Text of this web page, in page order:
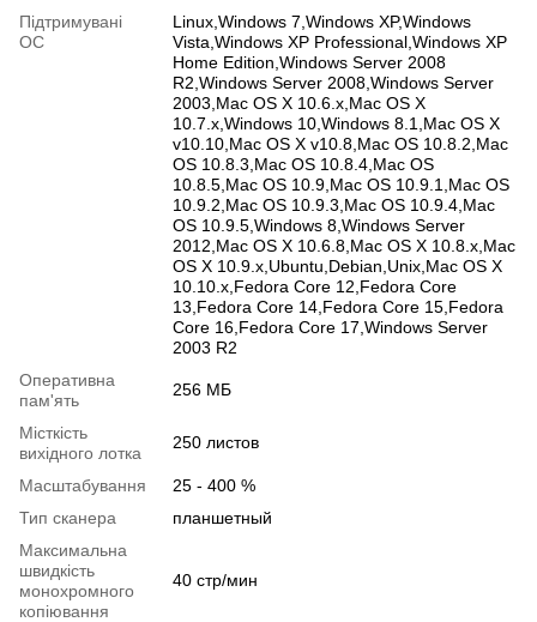
Підтримувані
ОС
Linux,Windows 7,Windows XP,Windows
Vista,Windows XP Professional,Windows XP
Home Edition,Windows Server 2008
R2,Windows Server 2008,Windows Server
2003,Mac OS X 10.6.x,Mac OS X
10.7.x,Windows 10,Windows 8.1,Mac OS X
v10.10,Mac OS X v10.8,Mac OS 10.8.2,Mac
OS 10.8.3,Mac OS 10.8.4,Mac OS
10.8.5,Mac OS 10.9,Mac OS 10.9.1,Mac OS
10.9.2,Mac OS 10.9.3,Mac OS 10.9.4,Mac
OS 10.9.5,Windows 8,Windows Server
2012,Mac OS X 10.6.8,Mac OS X 10.8.x,Mac
OS X 10.9.x,Ubuntu,Debian,Unix,Mac OS X
10.10.x,Fedora Core 12,Fedora Core
13,Fedora Core 14,Fedora Core 15,Fedora
Core 16,Fedora Core 17,Windows Server
2003 R2
Оперативна
пам'ять
256 МБ
Місткість
вихідного лотка
250 листов
Масштабування
25 - 400 %
Тип сканера
планшетный
Максимальна
швидкість
монохромного
копіювання
40 стр/мин